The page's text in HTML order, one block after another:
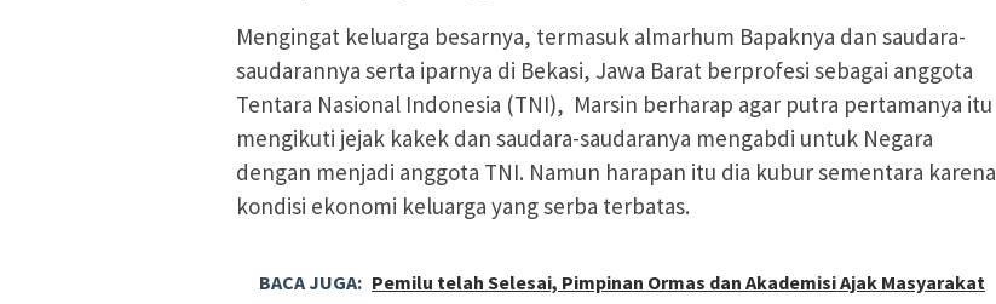
Mengingat keluarga besarnya, termasuk almarhum Bapaknya dan saudara-
saudarannya serta iparnya di Bekasi, Jawa Barat berprofesi sebagai anggota
Tentara Nasional Indonesia (TNI), Marsin berharap agar putra pertamanya itu
mengikuti jejak kakek dan saudara-saudaranya mengabdi untuk Negara
dengan menjadi anggota TNI. Namun harapan itu dia kubur sementara karena
kondisi ekonomi keluarga yang serba terbatas.
BACA JUGA: Pemilu telah Selesai, Pimpinan Ormas dan Akademisi Ajak Masyarakat